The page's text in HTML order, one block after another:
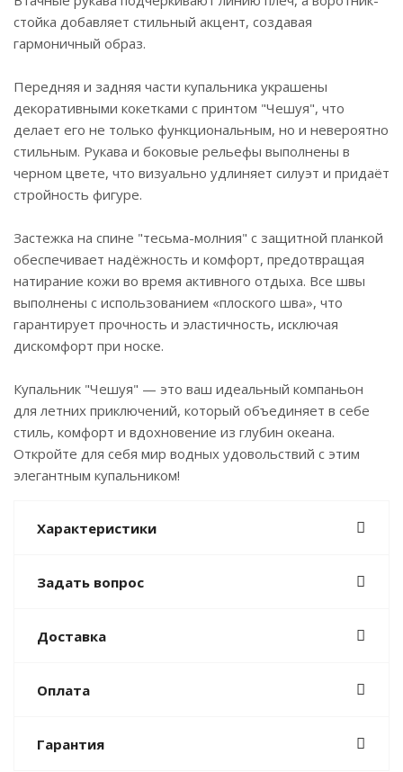
стойка добавляет стильный акцент, создавая
гармоничный образ.
Передняя и задняя части купальника украшены
декоративными кокетками с принтом "Чешуя", что
делает его не только функциональным, но и невероятно
стильным. Рукава и боковые рельефы выполнены в
черном цвете, что визуально удлиняет силуэт и придаёт
стройность фигуре.
Застежка на спине "тесьма-молния" с защитной планкой
обеспечивает надёжность и комфорт, предотвращая
натирание кожи во время активного отдыха. Все швы
выполнены с использованием «плоского шва», что
гарантирует прочность и эластичность, исключая
дискомфорт при носке.
Купальник "Чешуя" — это ваш идеальный компаньон
для летних приключений, который объединяет в себе
стиль, комфорт и вдохновение из глубин океана.
Откройте для себя мир водных удовольствий с этим
элегантным купальником!
Характеристики
Задать вопрос
Доставка
Оплата
Гарантия